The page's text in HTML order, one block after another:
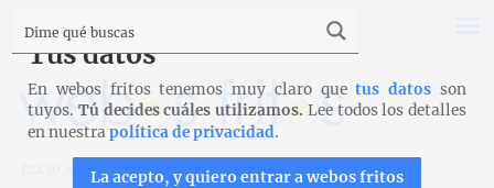
Recetas Bollería > Mediasnoches
Tus datos
En webos fritos tenemos muy claro quetus datos son
tuyos. Tú decides cuáles utilizamos. Lee todos los detalles
en nuestrapolítica de privacidad.
La acepto, y quiero entrar a webos fritos